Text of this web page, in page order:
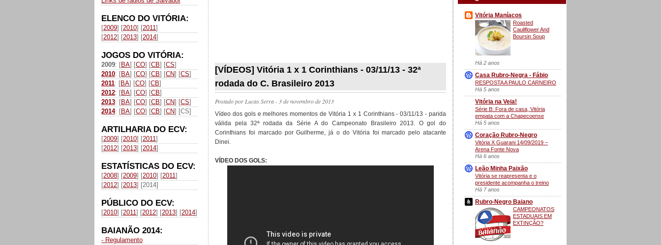
ELENCO DO VITÓRIA:
[2009] [2010] [2011]
[2012] [2013] [2014]
JOGOS DO VITÓRIA:
2009: [BA] [CO] [CB] [CS]
2010: [BA] [CO] [CB] [CN] [CS]
2011: [BA] [CO] [CB]
2012: [BA] [CO] [CB]
2013: [BA] [CO] [CB] [CN] [CS]
2014: [BA] [CO] [CB] [CN] [CS]
ARTILHARIA DO ECV:
[2009] [2010] [2011]
[2012] [2013] [2014]
ESTATÍSTICAS DO ECV:
[2008] [2009] [2010] [2011]
[2012] [2013] [2014]
PÚBLICO DO ECV:
[2010] [2011] [2012] [2013] [2014]
BAIANÃO 2014:
- Regulamento
[VÍDEOS] Vitória 1 x 1 Corinthians - 03/11/13 - 32ª
rodada do C. Brasileiro 2013
Postado porLucas Serra- 3 de novembro de 2013
Vídeo dos gols e melhores momentos de Vitória 1 x 1 Corinthians - 03/11/13 - parida
válida pela 32ª rodada da Série A do Campeonato Brasileiro 2013. O gol do
Corinthians foi marcado por Guilherme, já o do Vitória foi marcado pelo atacante
Dinei.
VÍDEO DOS GOLS:
Vitória Maníacos
Roasted
Cauliflower And
Boursin Soup
Há 2 anos
Casa Rubro-Negra - Fábio
RESPOSTA A PAULO CARNEIRO
Há 5 anos
Vitória na Veia!
Série B: Fora de casa, Vitória
empata com a Chapecoense
Há 5 anos
Coração Rubro-Negro
Vitória X Guarani 14/09/2019 –
Arena Fonte Nova
Há 6 anos
Leão Minha Paixão
Vitória se reapresenta e o
presidente acompanha o treino
Há 7 anos
Rubro-Negro Baiano
CAMPEONATOS
ESTADUAIS EM
EXTINÇÃO?